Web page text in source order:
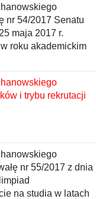
nr 54/2017 Senatu
maja 2017 r.
roku akademickim
i trybu rekrutacji
nr 55/2017 z dnia
na studia w latach